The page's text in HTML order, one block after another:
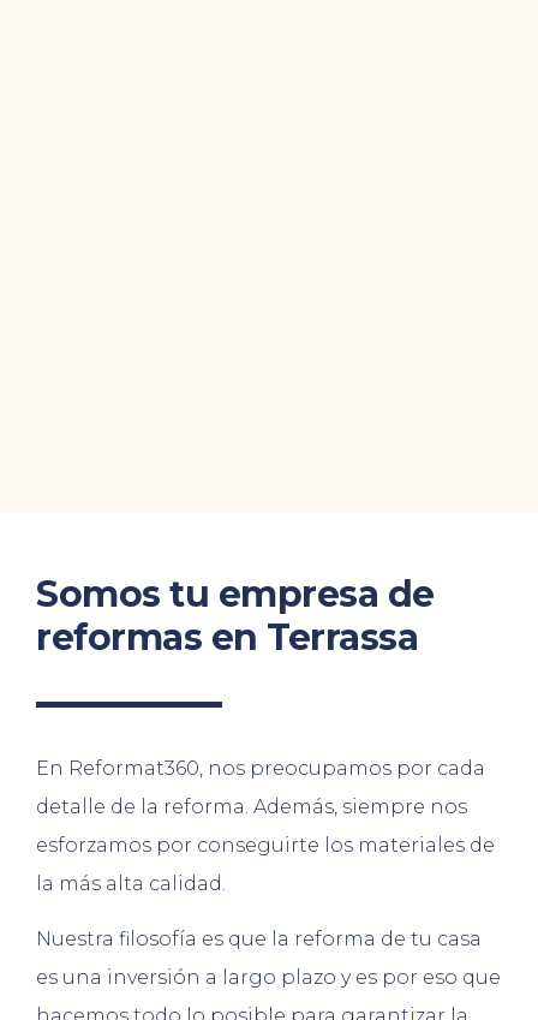
Somos tu empresa de
reformas en Terrassa
En Reformat360, nos preocupamos por cada
detalle de la reforma. Además, siempre nos
esforzamos por conseguirte los materiales de
la más alta calidad.
Nuestra filosofía es que la reforma de tu casa
es una inversión a largo plazo y es por eso que